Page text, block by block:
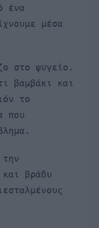
ένα
μέσα
στο ψυγείο.
βαμβάκι και
το
που
και βράδυ